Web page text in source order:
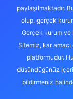
paylaşılmaktadır.
olup, gerçek
Gerçek kurum ve
Sitemiz, kar
platformudur.
düşündüğünüz
bildirmeniz